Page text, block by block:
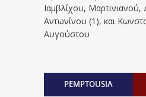
Iαμβλίχου, Mαρτινιανού,
Aντωνίνου (1), και
Αυγούστου
PEMPTOUSIA